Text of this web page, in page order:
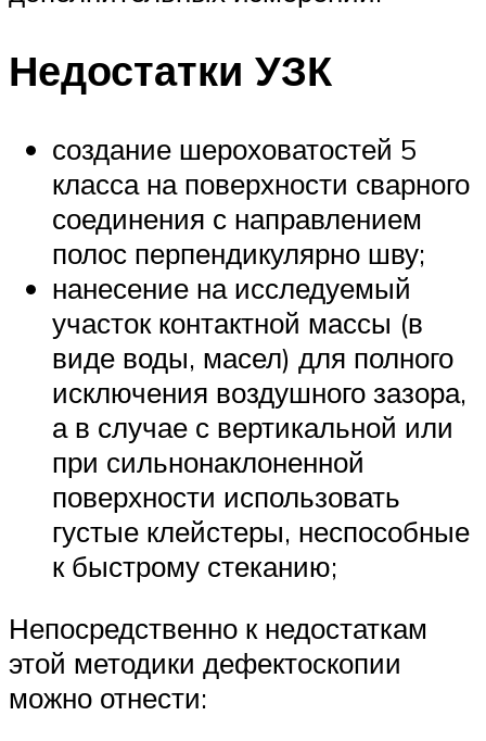
Недостатки УЗК
создание шероховатостей 5
класса на поверхности сварного
соединения с направлением
полос перпендикулярно шву;
нанесение на исследуемый
участок контактной массы (в
виде воды, масел) для полного
исключения воздушного зазора,
а в случае с вертикальной или
при сильнонаклоненной
поверхности использовать
густые клейстеры, неспособные
к быстрому стеканию;
Непосредственно к недостаткам
этой методики дефектоскопии
можно отнести: